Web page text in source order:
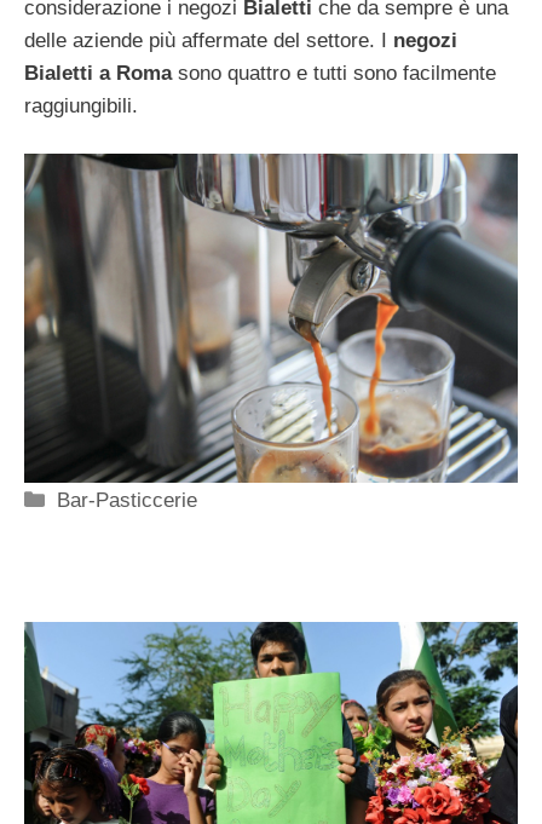
considerazione i negozi Bialetti che da sempre è una
delle aziende più affermate del settore. I negozi
Bialetti a Romasono quattro e tutti sono facilmente
raggiungibili.
Categorie
Bar-Pasticcerie